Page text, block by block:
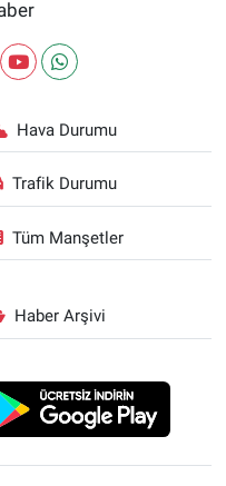
Hava Durumu
Trafik Durumu
Tüm Manşetler
Haber Arşivi